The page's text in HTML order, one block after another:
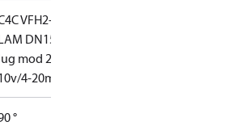
VFH2-
DN150
mod 2-
4-20mA
°